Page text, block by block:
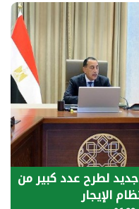
لطرح عدد كبير من
الإيجار